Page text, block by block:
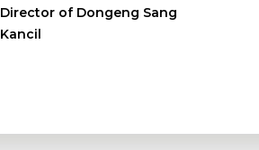
Director of Dongeng Sang
Kancil